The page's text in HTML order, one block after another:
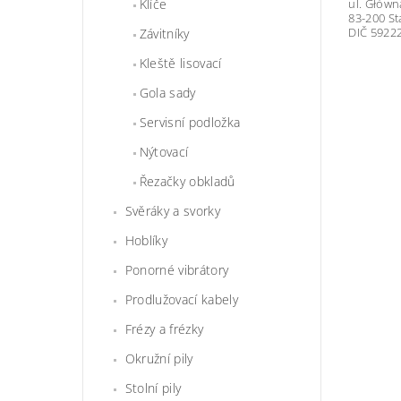
Klíče
Závitníky
Kleště lisovací
Gola sady
Servisní podložka
Nýtovací
Řezačky obkladů
Svěráky a svorky
Hoblíky
Ponorné vibrátory
Prodlužovací kabely
Frézy a frézky
Okružní pily
Stolní pily
ul.
83-200
DIČ